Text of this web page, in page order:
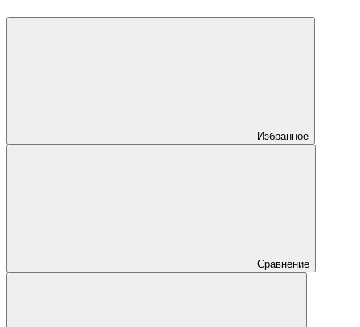
Избранное
Сравнение